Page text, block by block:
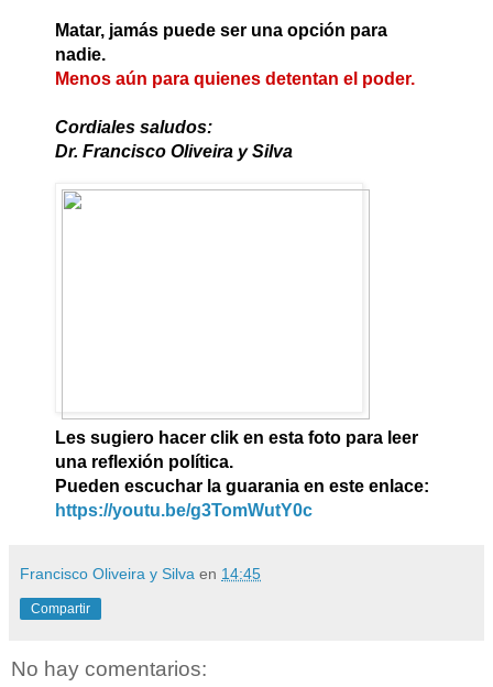
Matar, jamás puede ser una opción para
nadie.
Menos aún para quienes detentan el poder.
Cordiales saludos:
Dr. Francisco Oliveira y Silva
Les sugiero hacer clik en esta foto para leer
una reflexión política.
Pueden escuchar la guarania en este enlace:
https://youtu.be/g3TomWutY0c
Francisco Oliveira y Silva en 14:45
Compartir
No hay comentarios: